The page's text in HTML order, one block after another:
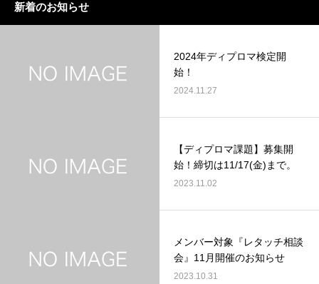
新着のお知らせ
2024年ディプロマ検定開
始！
2024.11.27
【ディプロマ課題】募集開
始！締切は11/17(金)まで。
2023.11.02
メンバー対象『レタッチ相談
会』11月開催のお知らせ
2023.10.31